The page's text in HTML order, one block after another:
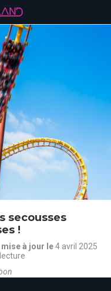
secousses
!
mise à jour le4 avril 2025